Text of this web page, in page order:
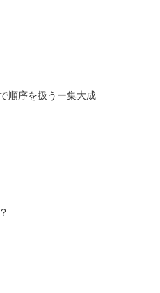
順序を扱うー集大成